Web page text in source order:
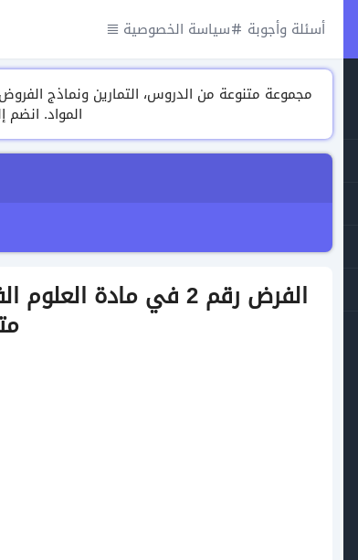
أسئلة وأجوبة سياسة الخصوصية
المواد. انضم
الفرض رقم 2 في مادة